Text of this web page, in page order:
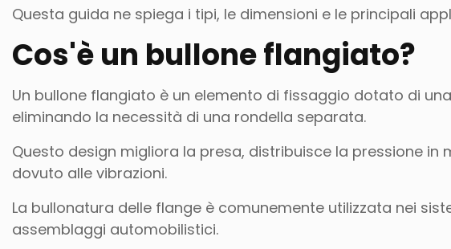
Questa guida ne spiega i tipi, le dimensioni e le principali
Cos'è un bullone flangiato?
Un bullone flangiato è un elemento di fissaggio dotato di
eliminando la necessità di una rondella separata.
Questo design migliora la presa, distribuisce la pressione
dovuto alle vibrazioni.
La bullonatura delle flange è comunemente utilizzata nei
assemblaggi automobilistici.